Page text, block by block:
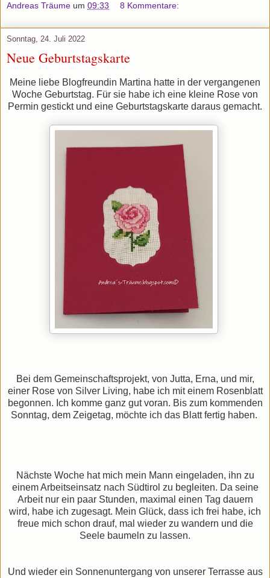
Andreas Träume um 09:33 8 Kommentare:
Sonntag, 24. Juli 2022
Neue Geburtstagskarte
Meine liebe Blogfreundin Martina hatte in der vergangenen
Woche Geburtstag. Für sie habe ich eine kleine Rose von
Permin gestickt und eine Geburtstagskarte daraus gemacht.
Bei dem Gemeinschaftsprojekt, von Jutta, Erna, und mir,
einer Rose von Silver Living, habe ich mit einem Rosenblatt
begonnen. Ich komme ganz gut voran. Bis zum kommenden
Sonntag, dem Zeigetag, möchte ich das Blatt fertig haben.
Nächste Woche hat mich mein Mann eingeladen, ihn zu
einem Arbeitseinsatz nach Südtirol zu begleiten. Da seine
Arbeit nur ein paar Stunden, maximal einen Tag dauern
wird, habe ich zugesagt. Mein Glück, dass ich frei habe, ich
freue mich schon drauf, mal wieder zu wandern und die
Seele baumeln zu lassen.
Und wieder ein Sonnenuntergang von unserer Terrasse aus